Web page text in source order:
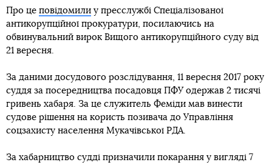
Про це повідомили у пресслужбі Спеціалізованої
антикорупційної прокуратури, посилаючись на
обвинувальний вирок Вищого антикорупційного суду від
21 вересня.
За даними досудового розслідування, 11 вересня 2017 року
суддя за посередництва посадовця ПФУ одержав 2 тисячі
гривень хабаря. За це служитель Феміди мав винести
судове рішення на користь позивача до Управління
соцзахисту населення Мукачівської РДА.
За хабарництво судді призначили покарання у вигляді 7